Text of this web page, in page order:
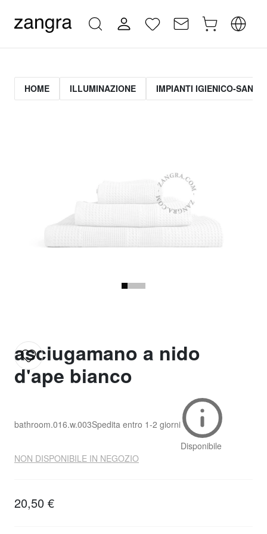
HOME ILLUMINAZIONE IMPIANTI IGIENICO-
asciugamano a nido
d'ape bianco
bathroom.016.w.003Spedita entro 1-2 giorni
Disponibile
NON DISPONIBILE IN NEGOZIO
20,50 €